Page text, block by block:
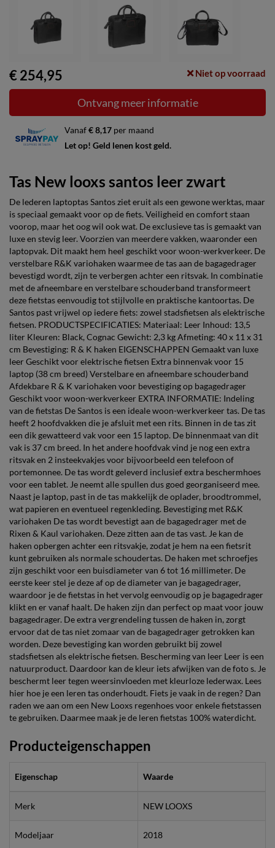
€ 254,95 Niet op voorraad
Ontvang meer informatie
Vanaf€ 8,17 per maand
Let op! Geld lenen kost geld.
Tas New looxs santos leer zwart
De lederen laptoptas Santos ziet eruit als een gewone werktas, maar
is speciaal gemaakt voor op de fiets. Veiligheid en comfort staan
voorop, maar het oog wil ook wat. De exclusieve tas is gemaakt van
luxe en stevig leer. Voorzien van meerdere vakken, waaronder een
laptopvak. Dit maakt hem heel geschikt voor woon-werkverkeer. De
verstelbare R&K variohaken waarmee de tas aan de bagagedrager
bevestigd wordt, zijn te verbergen achter een ritsvak. In combinatie
met de afneembare en verstelbare schouderband transformeert
deze fietstas eenvoudig tot stijlvolle en praktische kantoortas. De
Santos past vrijwel op iedere fiets: zowel stadsfietsen als elektrische
fietsen. PRODUCTSPECIFICATIES: Materiaal: Leer Inhoud: 13,5
liter Kleuren: Black, Cognac Gewicht: 2,3 kg Afmeting: 40 x 11 x 31
cm Bevestiging: R & K haken EIGENSCHAPPEN Gemaakt van luxe
leer Geschikt voor elektrische fietsen Extra binnenvak voor 15
laptop (38 cm breed) Verstelbare en afneembare schouderband
Afdekbare R & K variohaken voor bevestiging op bagagedrager
Geschikt voor woon-werkverkeer EXTRA INFORMATIE: Indeling
van de fietstas De Santos is een ideale woon-werkverkeer tas. De tas
heeft 2 hoofdvakken die je afsluit met een rits. Binnen in de tas zit
een dik gewatteerd vak voor een 15 laptop. De binnenmaat van dit
vak is 37 cm breed. In het andere hoofdvak vind je nog een extra
ritsvak en 2 insteekvakjes voor bijvoorbeeld een telefoon of
portemonnee. De tas wordt geleverd inclusief extra beschermhoes
voor een tablet. Je neemt alle spullen dus goed georganiseerd mee.
Naast je laptop, past in de tas makkelijk de oplader, broodtrommel,
wat papieren en eventueel regenkleding. Bevestiging met R&K
variohaken De tas wordt bevestigt aan de bagagedrager met de
Rixen & Kaul variohaken. Deze zitten aan de tas vast. Je kan de
haken opbergen achter een ritsvakje, zodat je hem na een fietsrit
kunt gebruiken als normale schoudertas. De haken met schroefjes
zijn geschikt voor een buisdiameter van 6 tot 16 millimeter. De
eerste keer stel je deze af op de diameter van je bagagedrager,
waardoor je de fietstas in het vervolg eenvoudig op je bagagedrager
klikt en er vanaf haalt. De haken zijn dan perfect op maat voor jouw
bagagedrager. De extra vergrendeling tussen de haken in, zorgt
ervoor dat de tas niet zomaar van de bagagedrager getrokken kan
worden. Deze bevestiging kan worden gebruikt bij zowel
stadsfietsen als elektrische fietsen. Bescherming van leer Leer is een
natuurproduct. Daardoor kan de kleur iets afwijken van de foto s. Je
beschermt leer tegen weersinvloeden met kleurloze lederwax. Lees
hier hoe je een leren tas onderhoudt. Fiets je vaak in de regen? Dan
raden we aan om een New Looxs regenhoes voor enkele fietstassen
te gebruiken. Daarmee maak je de leren fietstas 100% waterdicht.
Producteigenschappen
Eigenschap Waarde
Merk NEW LOOXS
Modeljaar 2018